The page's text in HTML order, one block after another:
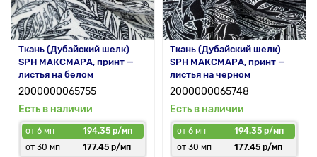
Ткань (Дубайский шелк)
SPH МАКСМАРА, принт —
листья на белом
2000000065755
Есть в наличии
от 6 мп
194.35 р/мп
от 30 мп
177.45 р/мп
Ткань (Дубайский шелк)
SPH МАКСМАРА, принт —
листья на черном
2000000065748
Есть в наличии
от 6 мп
194.35 р/мп
от 30 мп
177.45 р/мп